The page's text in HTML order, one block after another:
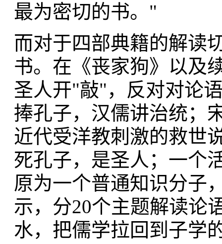
最为密切的书。"
而对于四部典籍的解读
书。在《丧家狗》以及
圣人开"敲"，反对对论
捧孔子，汉儒讲治统；
近代受洋教刺激的救世
死孔子，是圣人；一个
原为一个普通知识分子
示，分20个主题解读论
水，把儒学拉回到子学